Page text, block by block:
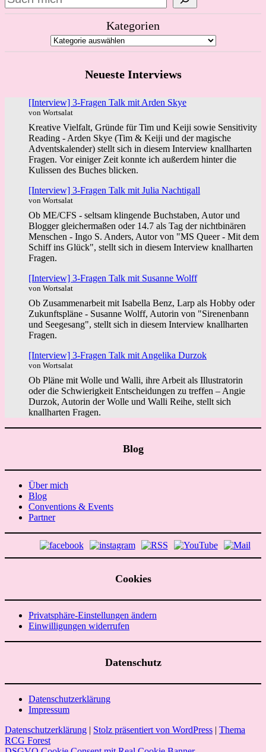
Kategorien
Neueste Interviews
[Interview] 3-Fragen Talk mit Arden Skye
von Wortsalat
Kreative Vielfalt, Gründe für Tim und Keiji sowie Sensitivity
Reading - Arden Skye (Tim & Keiji und der magische
Adventskalender) stellt sich in diesem Interview knallharten
Fragen. Vor einiger Zeit konnte ich außerdem hinter die
Kulissen des Buches blicken.
[Interview] 3-Fragen Talk mit Julia Nachtigall
von Wortsalat
Ob ME/CFS - seltsam klingende Buchstaben, Autor und
Blogger gleichermaßen oder 14.7 als Tag der nichtbinären
Menschen - Ingo S. Anders, Autor von "MS Queer - Mit dem
Schiff ins Glück", stellt sich in diesem Interview knallharten
Fragen.
[Interview] 3-Fragen Talk mit Susanne Wolff
von Wortsalat
Ob Zusammenarbeit mit Isabella Benz, Larp als Hobby oder
Zukunftspläne - Susanne Wolff, Autorin von "Sirenenbann
und Seegesang", stellt sich in diesem Interview knallharten
Fragen.
[Interview] 3-Fragen Talk mit Angelika Durzok
von Wortsalat
Ob Pläne mit Wolle und Walli, ihre Arbeit als Illustratorin
oder die Schwierigkeit Entscheidungen zu treffen – Angie
Durzok, Autorin der Wolle und Walli Reihe, stellt sich
knallharten Fragen.
Blog
Über mich
Blog
Conventions & Events
Partner
Cookies
Privatsphäre-Einstellungen ändern
Einwilligungen widerrufen
Datenschutz
Datenschutzerklärung
Impressum
Datenschutzerklärung | Stolz präsentiert von WordPress | Thema
RCG Forest